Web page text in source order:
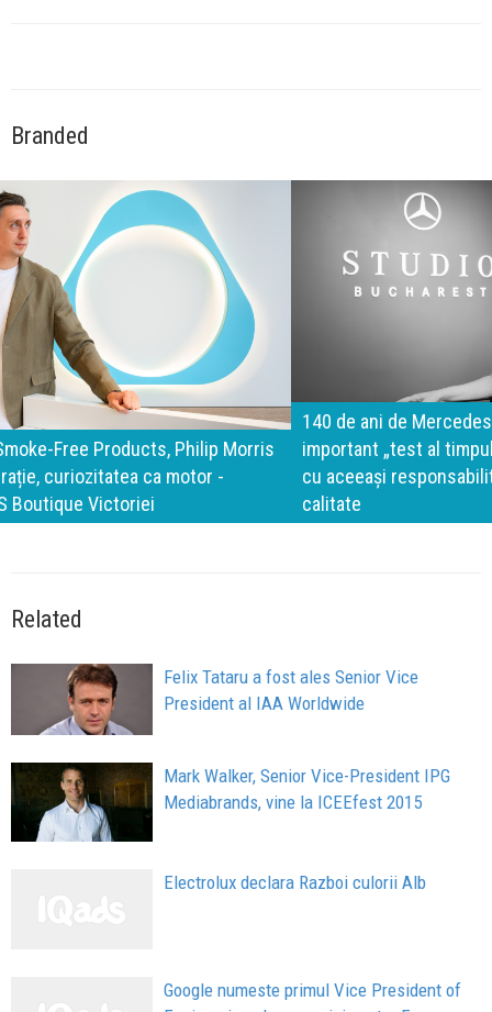
Branded
140 de ani de Mercedes-Benz. Ramona Pîrlog: Cel mai
important „test al timpului” este să inovăm constant, dar
cu aceeași responsabilitate față de oameni, siguranță și
calitate
Related
Felix Tataru a fost ales Senior Vice
President al IAA Worldwide
Mark Walker, Senior Vice-President IPG
Mediabrands, vine la ICEEfest 2015
Electrolux declara Razboi culorii Alb
Google numeste primul Vice President of